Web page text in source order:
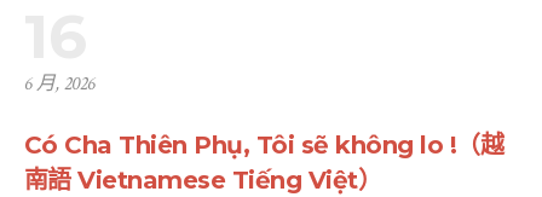
6 月, 2026
Có Cha Thiên Phụ, Tôi sẽ không lo !（越
南語 Vietnamese Tiếng Việt）